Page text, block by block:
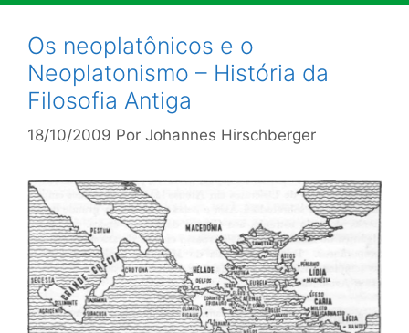
Os neoplatônicos e o
Neoplatonismo – História da
Filosofia Antiga
18/10/2009 Por Johannes Hirschberger